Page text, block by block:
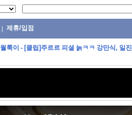
제휴/입점
월룩이 - [클립]주르르 피셜 늙ㅋㅋ 강만식, 일